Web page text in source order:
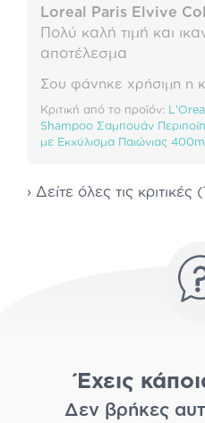
Loreal Paris Elvive
Πολύ καλή τιμή και
αποτέλεσμα
Σου φάνηκε χρήσιμη η
Κριτική από το προϊόν:
Shampoo Σαμπουάν
με Εκχύλισμα Παιώνιας 400ml
› Δείτε όλες τις κριτικές
Έχεις
Δεν βρήκες